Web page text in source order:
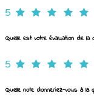
5
Quelle est votre évaluation de la
5
Quelle note donneriez-vous à la